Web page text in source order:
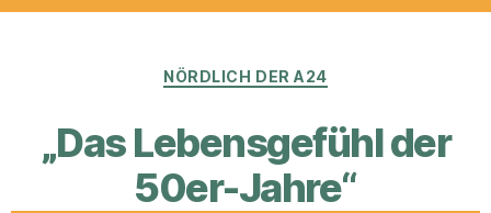
Kategorien
NÖRDLICH DER A24
„Das Lebensgefühl der
50er-Jahre“